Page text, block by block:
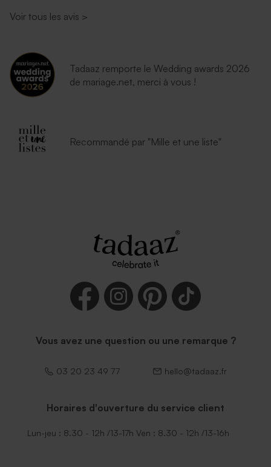
Voir tous les avis >
Tadaaz remporte le Wedding awards 2026
de mariage.net, merci à vous !
Recommandé par "Mille et une liste"
Vous avez une question ou une remarque ?
03 20 23 49 77 hello@tadaaz.fr
Horaires d'ouverture du service client
Lun-jeu : 8.30 - 12h /13-17h Ven : 8.30 - 12h /13-16h